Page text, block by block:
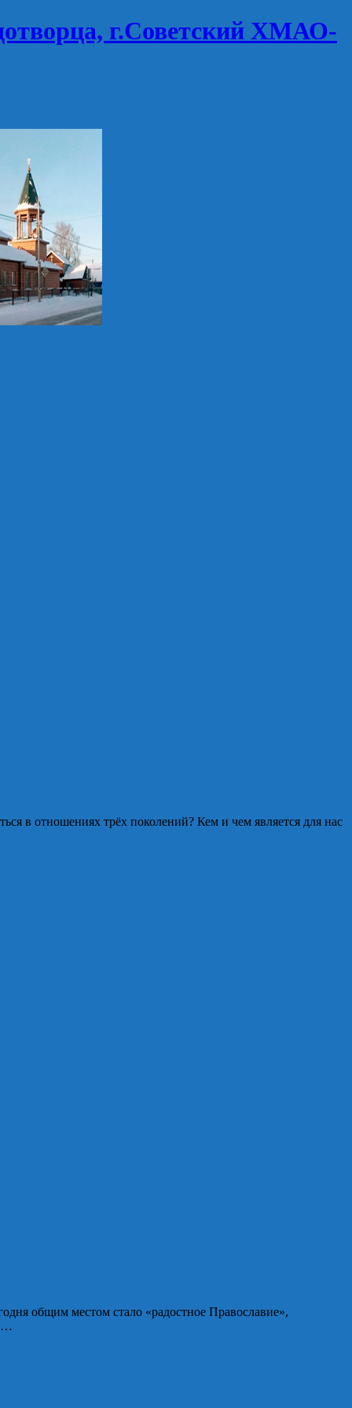
г.Советский ХМАО-
в отношениях трёх поколений? Кем и чем является для нас
общим местом стало «радостное Православие»,